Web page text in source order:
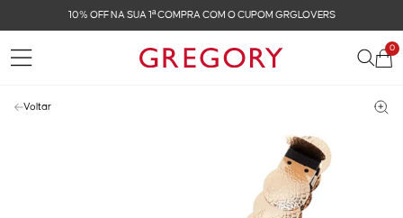
NA SUA 1ª COMPRA COM O CUPOM GRGLOVERS
0
Voltar